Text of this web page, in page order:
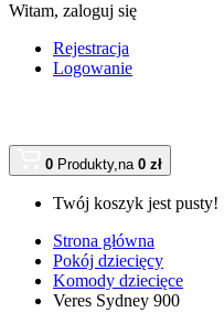
Witam, zaloguj się
Rejestracja
Logowanie
0 Produkty,na 0 zł
Twój koszyk jest pusty!
Strona główna
Pokój dziecięcy
Komody dziecięce
Veres Sydney 900